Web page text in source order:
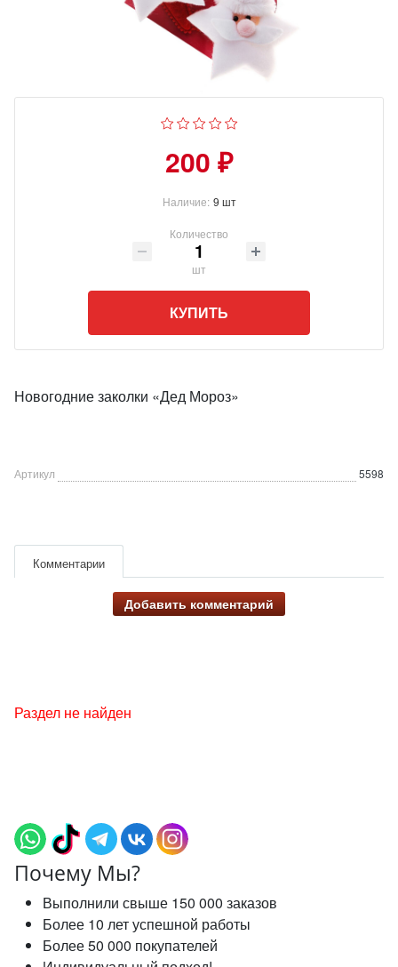
200 ₽
Наличие: 9 шт
Количество
шт
КУПИТЬ
Новогодние заколки «Дед Мороз»
Артикул 5598
Комментарии
Добавить комментарий
Раздел не найден
Почему Мы?
Выполнили свыше 150 000 заказов
Более 10 лет успешной работы
Более 50 000 покупателей